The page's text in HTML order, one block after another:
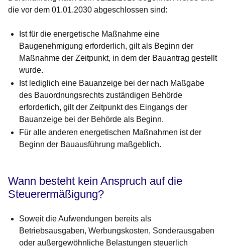
die vor dem 01.01.2030 abgeschlossen sind:
Ist für die energetische Maßnahme eine
Baugenehmigung erforderlich, gilt als Beginn der
Maßnahme der Zeitpunkt, in dem der Bauantrag gestellt
wurde.
Ist lediglich eine Bauanzeige bei der nach Maßgabe
des Bauordnungsrechts zuständigen Behörde
erforderlich, gilt der Zeitpunkt des Eingangs der
Bauanzeige bei der Behörde als Beginn.
Für alle anderen energetischen Maßnahmen ist der
Beginn der Bauausführung maßgeblich.
Wann besteht kein Anspruch auf die
Steuerermäßigung?
Soweit die Aufwendungen bereits als
Betriebsausgaben, Werbungskosten, Sonderausgaben
oder außergewöhnliche Belastungen steuerlich